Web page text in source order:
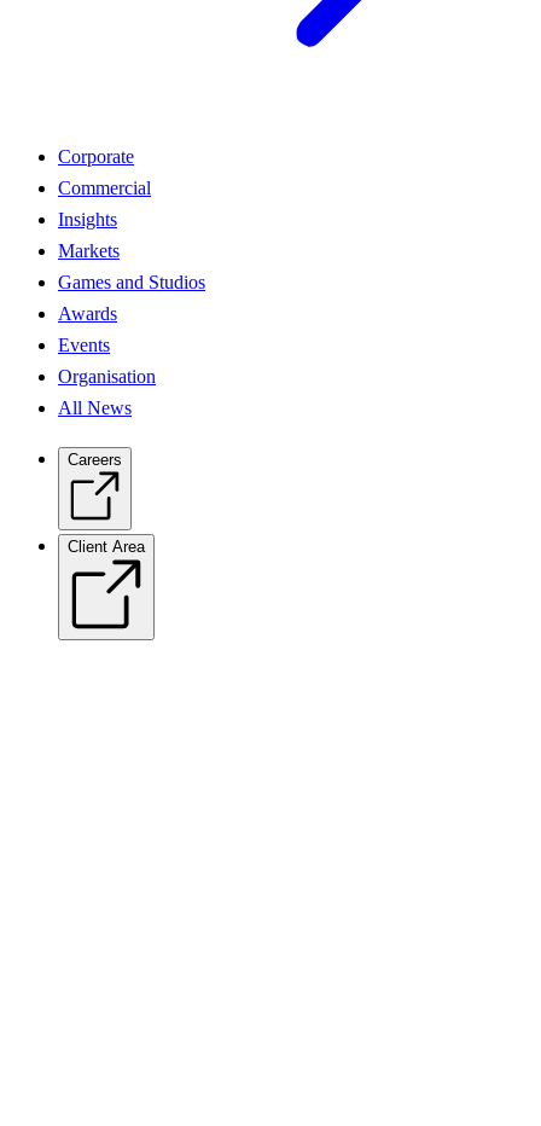
Corporate
Commercial
Insights
Markets
Games and Studios
Awards
Events
Organisation
All News
Careers
Client Area